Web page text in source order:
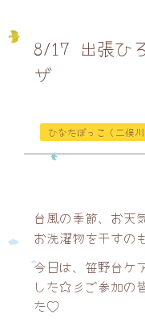
8/17 出張ひ
ザ
ひなたぼっこ（二俣
台風の季節、お天
お洗濯物を干すの
今日は、笹野台ケ
した☆彡ご参加の
た♡